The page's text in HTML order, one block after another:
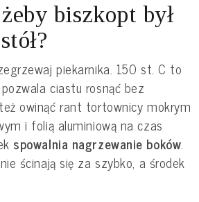
biszkopt był
piekarnika. 150 st. C to
ciastu rosnąć bez
owinąć rant tortownicy mokrym
i folią aluminiową na czas
spowalnia nagrzewanie boków.
ścinają się za szybko, a środek